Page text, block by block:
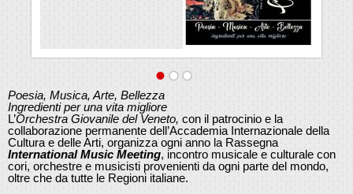
Poesia, Musica, Arte, Bellezza
Ingredienti per una vita migliore
L’Orchestra Giovanile del Veneto, con il patrocinio e la
collaborazione permanente dell’Accademia Internazionale della
Cultura e delle Arti, organizza ogni anno la Rassegna
International Music Meeting, incontro musicale e culturale con
cori, orchestre e musicisti provenienti da ogni parte del mondo,
oltre che da tutte le Regioni italiane.